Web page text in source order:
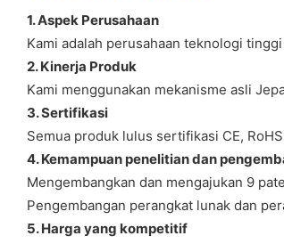
1. Aspek Perusahaan
Kami adalah perusahaan teknologi
2. Kinerja Produk
Kami menggunakan mekanisme asli
3. Sertifikasi
Semua produk lulus sertifikasi CE,
4. Kemampuan penelitian dan
Mengembangkan dan mengajukan 9
Pengembangan perangkat lunak dan
5. Harga yang kompetitif